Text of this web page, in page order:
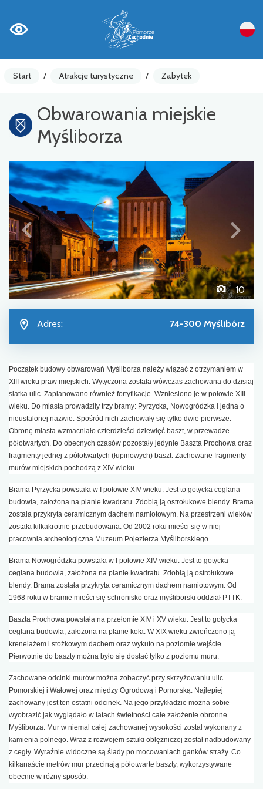
Start / Atrakcje turystyczne / Zabytek
Obwarowania miejskie
Myśliborza
10
Adres: 74-300 Myślibórz
Początek budowy obwarowań Myśliborza należy wiązać z otrzymaniem w
XIII wieku praw miejskich. Wytyczona została wówczas zachowana do dzisiaj
siatka ulic. Zaplanowano również fortyfikacje. Wzniesiono je w połowie XIII
wieku. Do miasta prowadziły trzy bramy: Pyrzycka, Nowogródzka i jedna o
nieustalonej nazwie. Spośród nich zachowały się tylko dwie pierwsze.
Obronę miasta wzmacniało czterdzieści dziewięć baszt, w przewadze
półotwartych. Do obecnych czasów pozostały jedynie Baszta Prochowa oraz
fragmenty jednej z półotwartych (łupinowych) baszt. Zachowane fragmenty
murów miejskich pochodzą z XIV wieku.
Brama Pyrzycka powstała w I połowie XIV wieku. Jest to gotycka ceglana
budowla, założona na planie kwadratu. Zdobią ją ostrołukowe blendy. Brama
została przykryta ceramicznym dachem namiotowym. Na przestrzeni wieków
została kilkakrotnie przebudowana. Od 2002 roku mieści się w niej
pracownia archeologiczna Muzeum Pojezierza Myśliborskiego.
Brama Nowogródzka powstała w I połowie XIV wieku. Jest to gotycka
ceglana budowla, założona na planie kwadratu. Zdobią ją ostrołukowe
blendy. Brama została przykryta ceramicznym dachem namiotowym. Od
1968 roku w bramie mieści się schronisko oraz myśliborski oddział PTTK.
Baszta Prochowa powstała na przełomie XIV i XV wieku. Jest to gotycka
ceglana budowla, założona na planie koła. W XIX wieku zwieńczono ją
krenelażem i stożkowym dachem oraz wykuto na poziomie wejście.
Pierwotnie do baszty można było się dostać tylko z poziomu muru.
Zachowane odcinki murów można zobaczyć przy skrzyżowaniu ulic
Pomorskiej i Wałowej oraz między Ogrodową i Pomorską. Najlepiej
zachowany jest ten ostatni odcinek. Na jego przykładzie można sobie
wyobrazić jak wyglądało w latach świetności całe założenie obronne
Myśliborza. Mur w niemal całej zachowanej wysokości został wykonany z
kamienia polnego. Wraz z rozwojem sztuki oblężniczej został nadbudowany
z cegły. Wyraźnie widoczne są ślady po mocowaniach ganków straży. Co
kilkanaście metrów mur przecinają półotwarte baszty, wykorzystywane
obecnie w różny sposób.